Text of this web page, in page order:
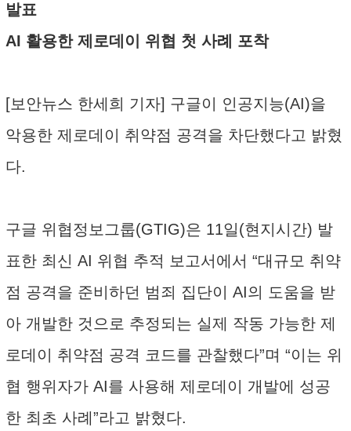
발표
AI 활용한 제로데이 위협 첫 사례 포착
[보안뉴스 한세희 기자] 구글이 인공지능(AI)을
악용한 제로데이 취약점 공격을 차단했다고 밝혔
다.
구글 위협정보그룹(GTIG)은 11일(현지시간) 발
표한 최신 AI 위협 추적 보고서에서 “대규모 취약
점 공격을 준비하던 범죄 집단이 AI의 도움을 받
아 개발한 것으로 추정되는 실제 작동 가능한 제
로데이 취약점 공격 코드를 관찰했다”며 “이는 위
협 행위자가 AI를 사용해 제로데이 개발에 성공
한 최초 사례”라고 밝혔다.